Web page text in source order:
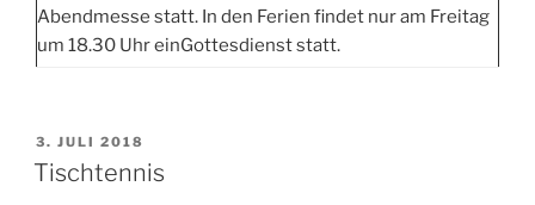
Abendmesse statt. In den Ferien findet nur am Freitag
um 18.30 Uhr einGottesdienst statt.
VERÖFFENTLICHT
AM
3. JULI 2018
Tischtennis